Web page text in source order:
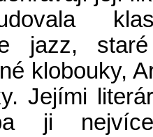
jazz,
klobouky,
Jejími
ji